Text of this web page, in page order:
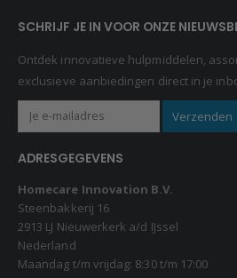
SCHRIJF JE IN VOOR ONZE
Ontdek innovatieve hulpmiddelen,
exclusieve aanbiedingen direct in je
ADRESGEGEVENS
Homecare Innovation B.V.
Steenbakkerij 16
2913 LJ Nieuwerkerk a/d IJssel
Nederland
Maandag t/m vrijdag: 8:30 t/m 17:00